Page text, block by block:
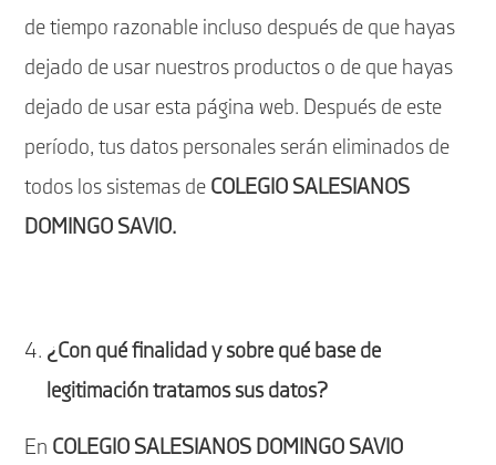
de tiempo razonable incluso después de que hayas
dejado de usar nuestros productos o de que hayas
dejado de usar esta página web. Después de este
período, tus datos personales serán eliminados de
todos los sistemas de COLEGIO SALESIANOS
DOMINGO SAVIO.
¿Con qué finalidad y sobre qué base de
legitimación tratamos sus datos?
En COLEGIO SALESIANOS DOMINGO SAVIO